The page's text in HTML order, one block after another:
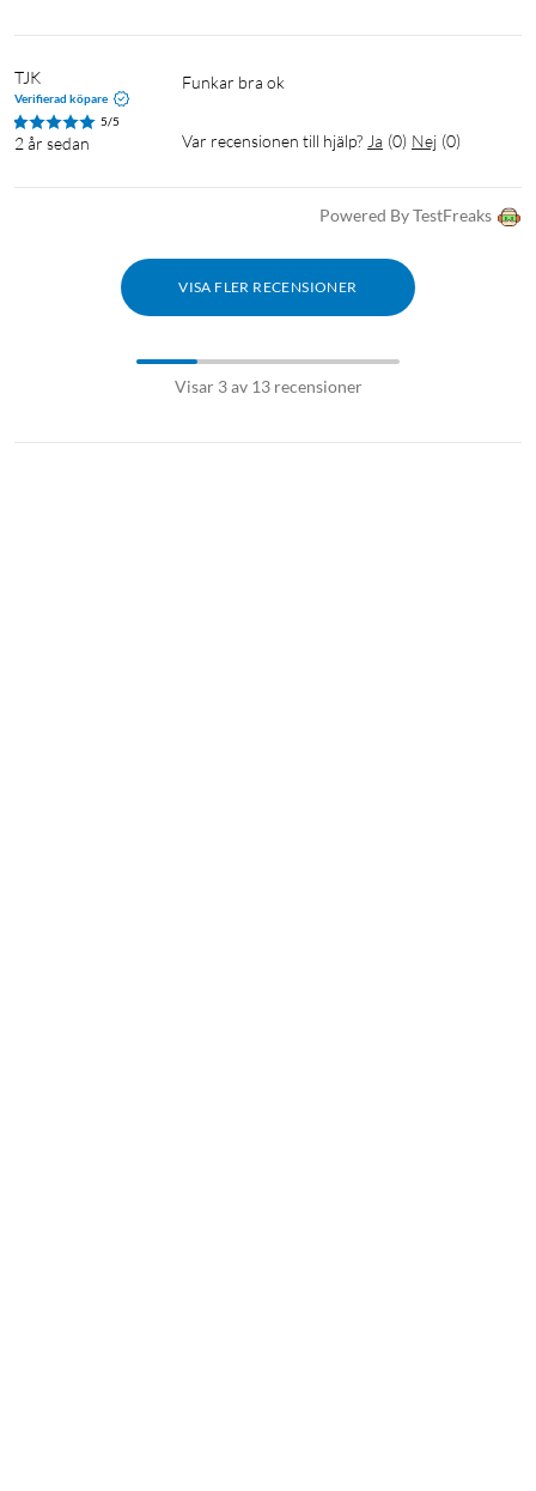
TJK
Verifierad köpare
5/5
2 år sedan
Funkar bra ok
Var recensionen till hjälp? Ja (0) Nej (0)
Powered By TestFreaks
VISA FLER RECENSIONER
Visar 3 av 13 recensioner